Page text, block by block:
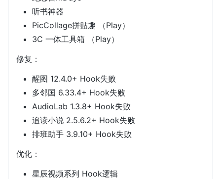
听书神器
PicCollage拼贴趣 （Play）
3C 一体工具箱 （Play）
修复：
醒图 12.4.0+ Hook失败
多邻国 6.33.4+ Hook失败
AudioLab 1.3.8+ Hook失败
追读小说 2.5.6.2+ Hook失败
排班助手 3.9.10+ Hook失败
优化：
星辰视频系列 Hook逻辑